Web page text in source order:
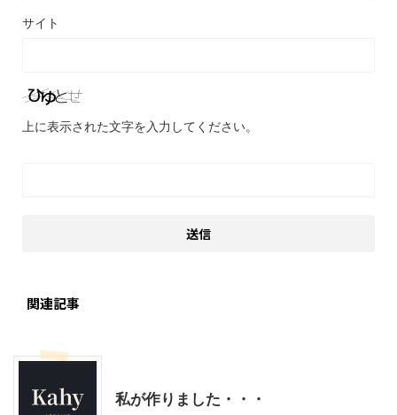
サイト
上に表示された文字を入力してください。
関連記事
私が作りました・・・